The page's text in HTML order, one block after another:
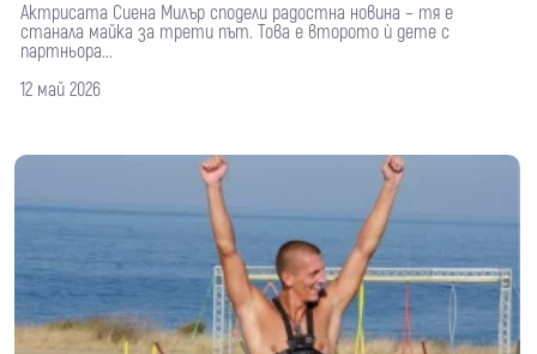
Актрисата Сиена Милър сподели радостна новина – тя е
станала майка за трети път. Това е второто ѝ дете с
партньора...
12 май 2026